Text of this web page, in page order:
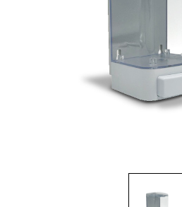
Hygiène personnelle
Microfibres et linges divers
Vadrouilles, manches et cadres